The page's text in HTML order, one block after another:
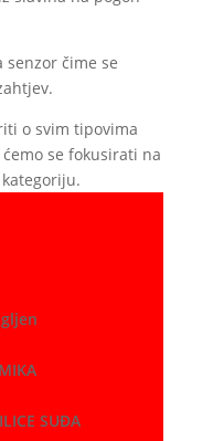
senzor čime se
o svim tipovima
se fokusirati na
SUĐA